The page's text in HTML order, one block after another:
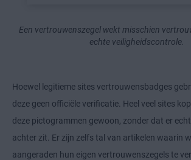
Een vertrouwenszegel wekt misschien
echte veiligheidscontrole.
Hoewel legitieme sites vertrouwensbadges
deze geen officiële verificatie. Heel veel sites
deze pictogrammen gewoon, zonder dat er
achter zit. Er zijn zelfs tal van artikelen waarin
aangeraden hun eigen vertrouwenszegels te